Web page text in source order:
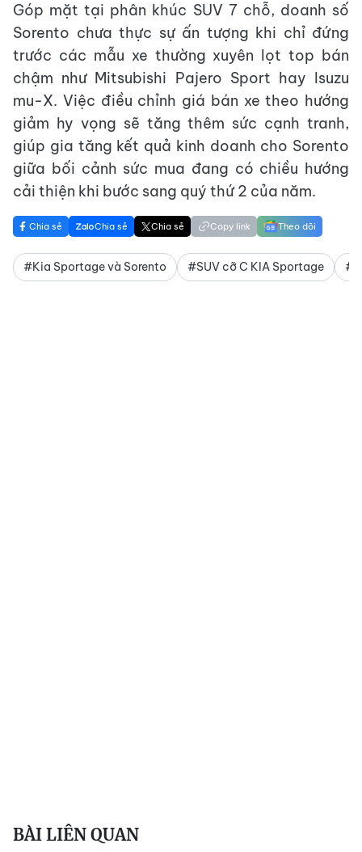
Góp mặt tại phân khúc SUV 7 chỗ, doanh số
Sorento chưa thực sự ấn tượng khi chỉ đứng
trước các mẫu xe thường xuyên lọt top bán
chậm như Mitsubishi Pajero Sport hay Isuzu
mu-X. Việc điều chỉnh giá bán xe theo hướng
giảm hy vọng sẽ tăng thêm sức cạnh tranh,
giúp gia tăng kết quả kinh doanh cho Sorento
giữa bối cảnh sức mua đang có chiều hướng
cải thiện khi bước sang quý thứ 2 của năm.
Chia sẻ Chia sẻ Chia sẻ Copy link Theo dõi
#Kia Sportage và Sorento #SUV cỡ C KIA Sportage
BÀI LIÊN QUAN